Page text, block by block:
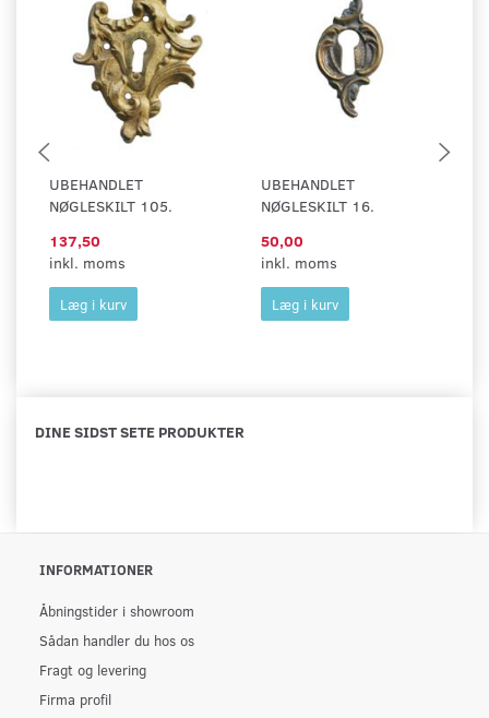
UBEHANDLET
NØGLESKILT 105.
137,50
inkl. moms
Læg i kurv
UBEHANDLET
NØGLESKILT 16.
50,00
inkl. moms
Læg i kurv
DINE SIDST SETE PRODUKTER
INFORMATIONER
Åbningstider i showroom
Sådan handler du hos os
Fragt og levering
Firma profil